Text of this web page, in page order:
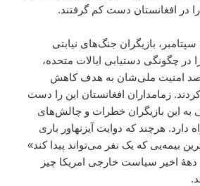
در افغانستان دست کم گرفتند.
بازیگران جنگ‌های نیابتی
در چگونگی دستیابی ایالات متحده،
امنیت ملی‌شان به هدف کاهش
زمامداران افغانستان این را دست
به این بازیگران خطرات و چالش‌های
دارد. هرچند که دوایت آیزنهاور باری
بیمه‌یی که یک نفر می‌تواند پیدا کند»
دهۀ اخیر سیاست خارجی امریکا چیز